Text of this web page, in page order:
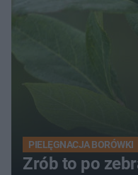
PIELĘGNACJA BORÓWKI
Zrób to po